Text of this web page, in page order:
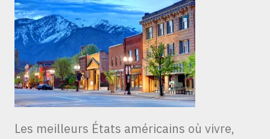
Les meilleurs États américains où vivre,